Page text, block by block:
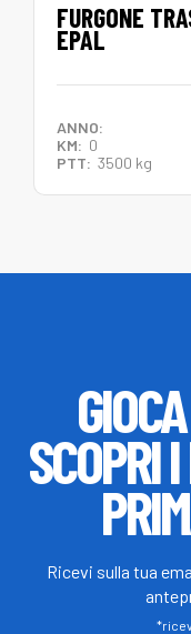
FURGONE
EPAL
ANNO:
KM: 0
PTT: 3500 kg
SCOPRI
Ricevi sulla tua